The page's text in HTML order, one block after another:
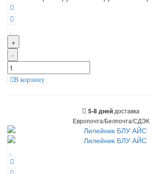
+
-
В корзину
5-8 дней доставка
Европочта/Белпочта/СДЭК